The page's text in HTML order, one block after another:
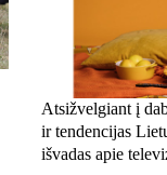
Atsižvelgiant į
ir tendencijas
išvadas apie